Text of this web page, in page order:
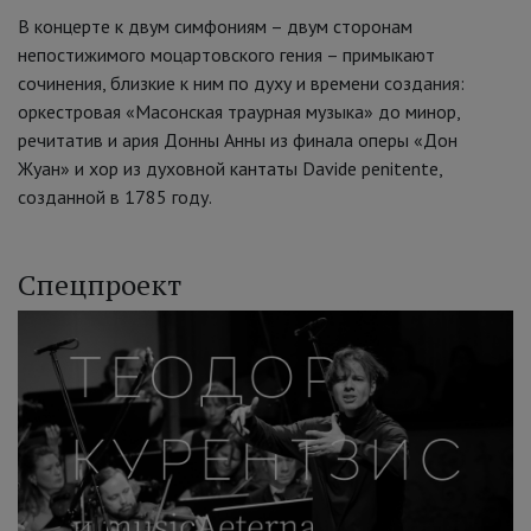
В концерте к двум симфониям – двум сторонам
непостижимого моцартовского гения – примыкают
сочинения, близкие к ним по духу и времени создания:
оркестровая «Масонская траурная музыка» до минор,
речитатив и ария Донны Анны из финала оперы «Дон
Жуан» и хор из духовной кантаты Davide penitente,
созданной в 1785 году.
Спецпроект